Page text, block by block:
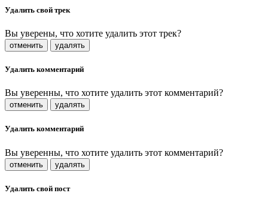
Удалить свой трек
Вы уверены, что хотите удалить этот трек?
отменить удалять
Удалить комментарий
Вы уверенны, что хотите удалить этот комментарий?
отменить удалять
Удалить комментарий
Вы уверенны, что хотите удалить этот комментарий?
отменить удалять
Удалить свой пост